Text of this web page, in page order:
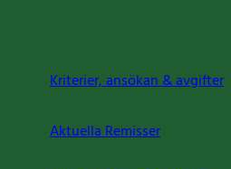
Kriterier, ansökan & avgifter
Aktuella Remisser